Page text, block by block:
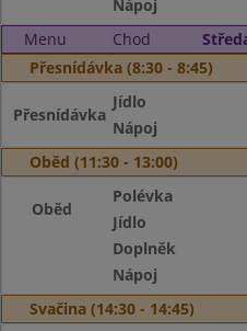
Nápoj
Menu
Chod
Přesnídávka (8:30 - 8:45)
Přesnídávka
Jídlo
Nápoj
Oběd (11:30 - 13:00)
Oběd
Polévka
Jídlo
Doplněk
Nápoj
Svačina (14:30 - 14:45)